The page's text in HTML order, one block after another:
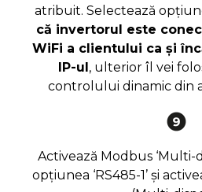
atribuit. Selectează
că invertorul este
WiFi a clientului ca și
IP-ul, ulterior îl vei
controlului dinamic din
Activează Modbus ‘Multi-
opțiunea ‘RS485-1’ și